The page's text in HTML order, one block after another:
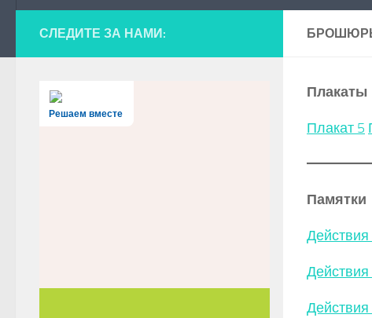
Плакаты
Плакат 5
Памятки
Действия
Действия
СЛЕДИТЕ ЗА НАМИ:
Решаем вместе